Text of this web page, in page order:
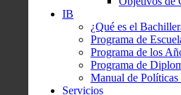
IB
¿Qué es el
Programa de
Programa de los
Programa de
Manual de
Servicios